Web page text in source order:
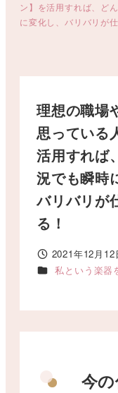
ン】を活用すれば、ど
に変化し、バリバリが
理想の職場
思っている
活用すれば
況でも瞬時
バリバリが
る！
投稿日
2021年12月12
カテゴリー
私という楽器
今